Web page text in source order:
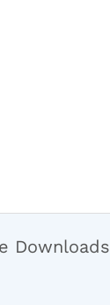
Downloads